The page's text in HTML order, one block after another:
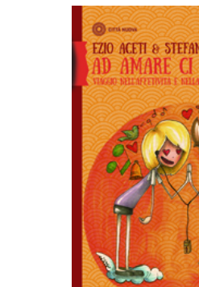
AGGIUNGI AL